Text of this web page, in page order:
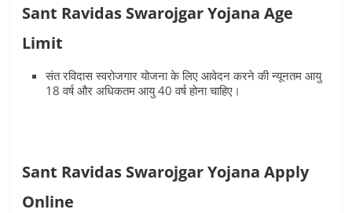
Sant Ravidas Swarojgar Yojana Age
Limit
संत रविदास स्‍वरोजगार योजना के लिए आवेदन करने की न्‍यूनतम आयु
18 वर्ष और अधिकतम आयु 40 वर्ष होना चाहिए।
Sant Ravidas Swarojgar Yojana Apply
Online